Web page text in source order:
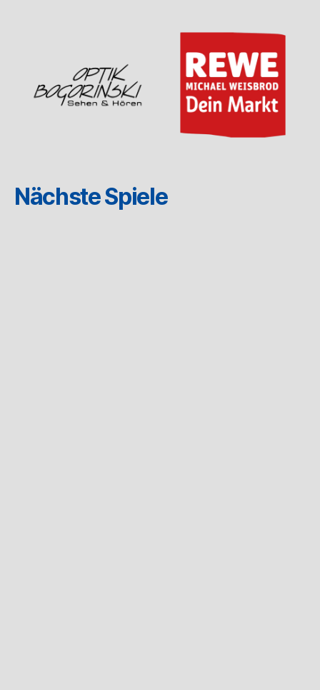
Nächste Spiele